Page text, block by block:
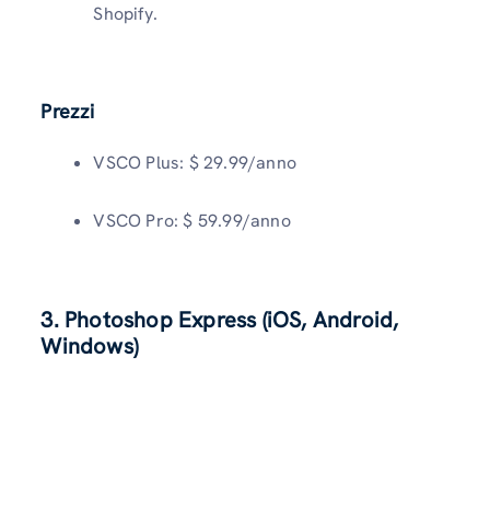
Shopify.
Prezzi
VSCO Plus: $ 29.99/anno
VSCO Pro: $ 59.99/anno
3. Photoshop Express (iOS, Android,
Windows)